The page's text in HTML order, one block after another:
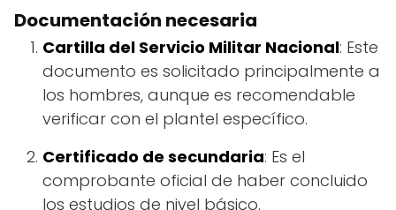
Documentación necesaria
Cartilla del Servicio Militar Nacional: Este
documento es solicitado principalmente a
los hombres, aunque es recomendable
verificar con el plantel específico.
Certificado de secundaria: Es el
comprobante oficial de haber concluido
los estudios de nivel básico.